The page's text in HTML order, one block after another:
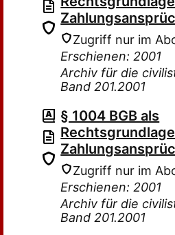
Zugriff nur im
Erschienen: 2001
Archiv für die
Band 201.2001
§ 1004 BGB als
Zugriff nur im
Erschienen: 2001
Archiv für die
Band 201.2001